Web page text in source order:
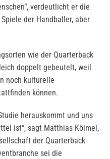
verdeutlicht er die
der Handballer, aber
wie der Quarterback
doppelt gebeutelt, weil
noch kulturelle
können.
herauskommt und uns
ist“, sagt Matthias Kölmel,
der Quarterback
sei die